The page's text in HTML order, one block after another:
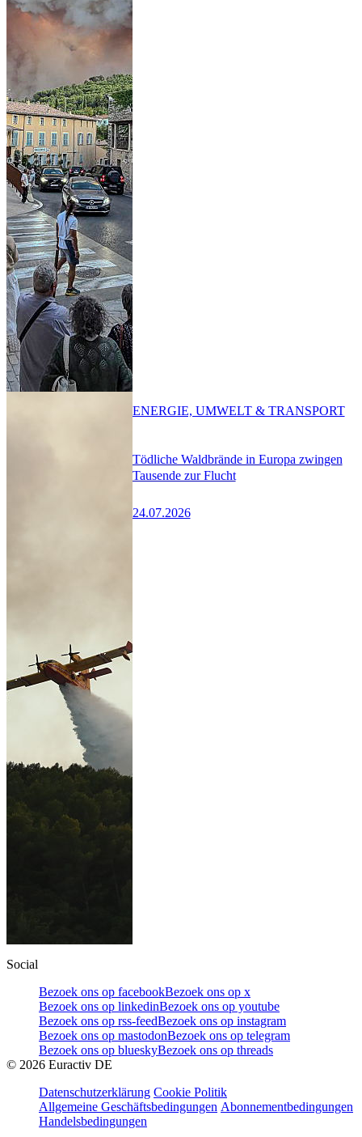
Tödliche Waldbrände in Europa zwingen
Tausende zur Flucht
24.07.2026
ENERGIE, UMWELT & TRANSPORT
Social
Bezoek ons op facebookBezoek ons op x
Bezoek ons op linkedinBezoek ons op youtube
Bezoek ons op rss-feedBezoek ons op instagram
Bezoek ons op mastodonBezoek ons op telegram
Bezoek ons op blueskyBezoek ons op threads
© 2026 Euractiv DE
Datenschutzerklärung Cookie Politik
Allgemeine Geschäftsbedingungen Abonnementbedingungen
Handelsbedingungen